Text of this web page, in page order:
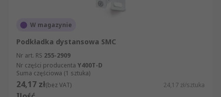
W magazynie
Podkładka dystansowa SMC
Nr art. RS 255-2909
Nr części producenta Y400T-D
Suma częściowa (1 sztuka)
24,17 zł(bez VAT) 24,17 zł/sztuka